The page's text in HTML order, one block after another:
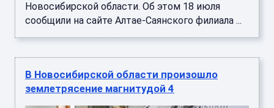
Новосибирской области. Об этом 18 июля
сообщили на сайте Алтае-Саянского филиала ...
В Новосибирской области произошло
землетрясение магнитудой 4